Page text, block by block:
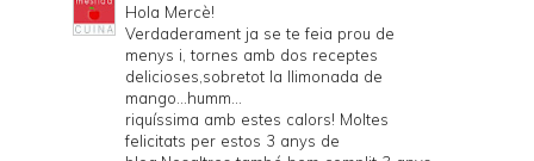
Hola Mercè!
Verdaderament ja se te feia prou de
menys i, tornes amb dos receptes
delicioses,sobretot la llimonada de
mango...humm...
riquíssima amb estes calors! Moltes
felicitats per estos 3 anys de